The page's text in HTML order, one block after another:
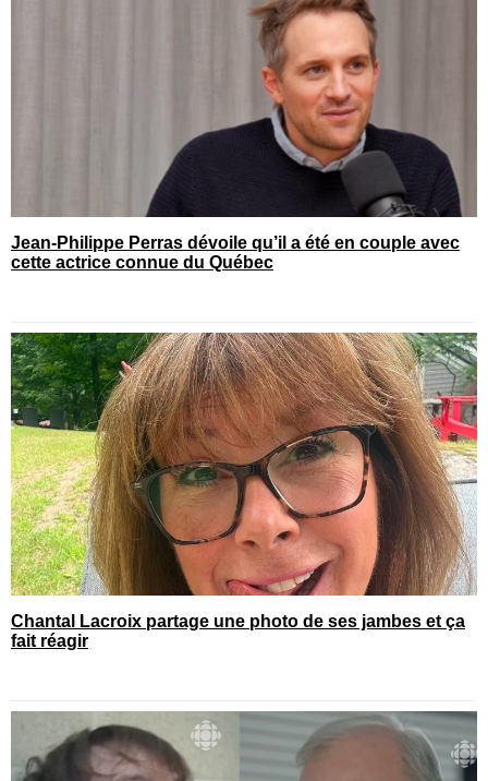
Jean-Philippe Perras dévoile qu’il a été en couple avec
cette actrice connue du Québec
Chantal Lacroix partage une photo de ses jambes et ça
fait réagir